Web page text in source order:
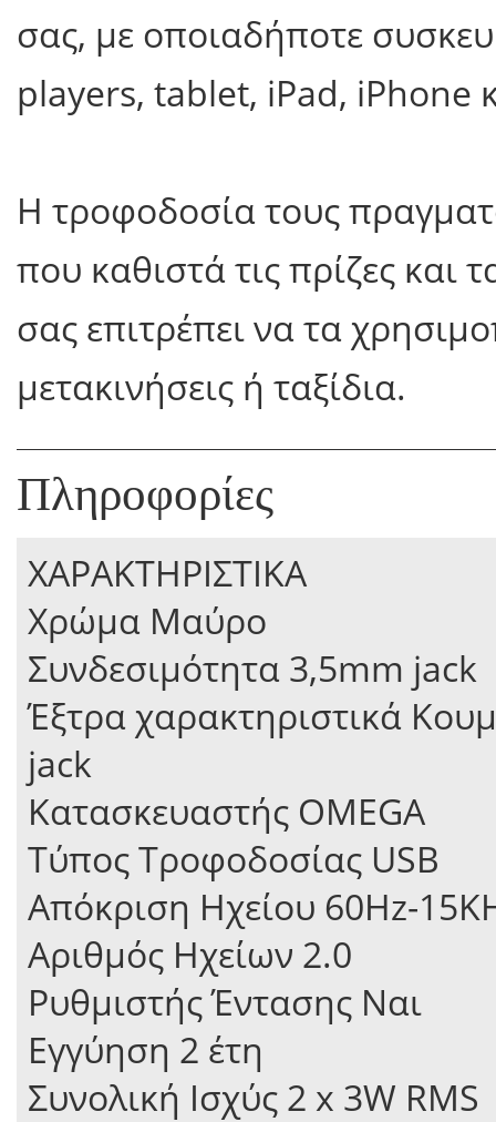
σας, με οποιαδήποτε
players, tablet, iPad, iPhone
Η τροφοδοσία τους
που καθιστά τις πρίζες και
σας επιτρέπει να τα
μετακινήσεις ή ταξίδια.
Πληροφορίες
ΧΑΡΑΚΤΗΡΙΣΤΙΚΑ
Χρώμα Μαύρο
Συνδεσιμότητα 3,5mm jack
Έξτρα χαρακτηριστικά
jack
Κατασκευαστής OMEGA
Τύπος Τροφοδοσίας USB
Απόκριση Ηχείου 60Hz-
Αριθμός Ηχείων 2.0
Ρυθμιστής Έντασης Ναι
Εγγύηση 2 έτη
Συνολική Ισχύς 2 x 3W RMS